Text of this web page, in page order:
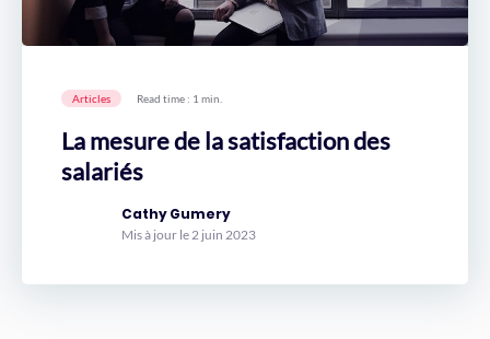
Articles Read time : 1 min.
La mesure de la satisfaction des
salariés
Cathy Gumery
Mis à jour le 2 juin 2023